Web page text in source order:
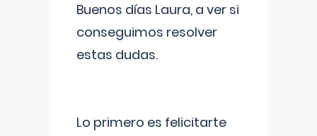
Buenos días Laura, a ver si
conseguimos resolver
estas dudas.
Lo primero es felicitarte